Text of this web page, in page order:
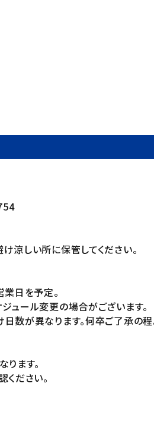
涼しい所に保管してください。
日を予定。
ュール変更の場合がございます。
数が異なります。何卒ご了承の程
ります。
ください。